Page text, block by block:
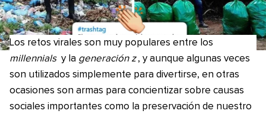
Los retos virales son muy populares entre los
millennials y la generación z , y aunque algunas veces
son utilizados simplemente para divertirse, en otras
ocasiones son armas para concientizar sobre causas
sociales importantes como la preservación de nuestro